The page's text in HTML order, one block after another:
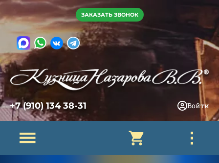
ЗАКАЗАТЬ ЗВОНОК
+7 (910) 134 38-31 Войти